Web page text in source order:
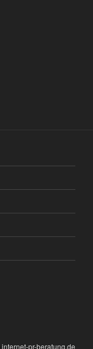
internet-pr-beratung.de